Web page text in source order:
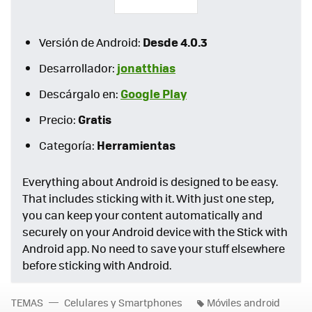
Versión de Android: Desde 4.0.3
Desarrollador: jonatthias
Descárgalo en:Google Play
Precio:Gratis
Categoría: Herramientas
Everything about Android is designed to be easy.
That includes sticking with it. With just one step,
you can keep your content automatically and
securely on your Android device with the Stick with
Android app. No need to save your stuff elsewhere
before sticking with Android.
TEMAS Celulares y Smartphones Móviles android